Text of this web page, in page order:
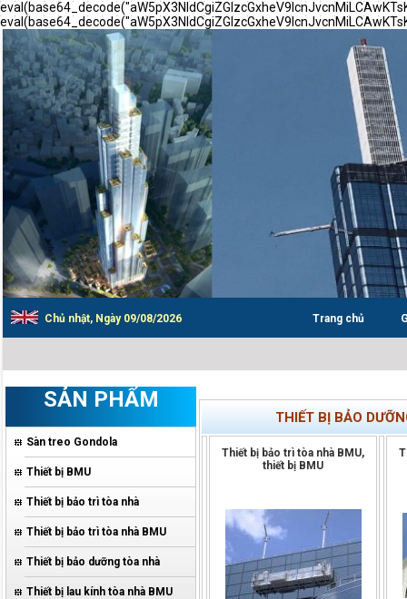
Chủ nhật, Ngày 09/08/2026 Trang chủ
SẢN PHẨM
Sàn treo Gondola
Thiết bị BMU
Thiết bị bảo trì tòa nhà
Thiết bị bảo trì tòa nhà BMU
Thiết bị bảo dưỡng tòa nhà
Thiết bị lau kính tòa nhà BMU
THIẾT BỊ BẢO
Thiết bị bảo trì tòa nhà BMU,
thiết bị BMU